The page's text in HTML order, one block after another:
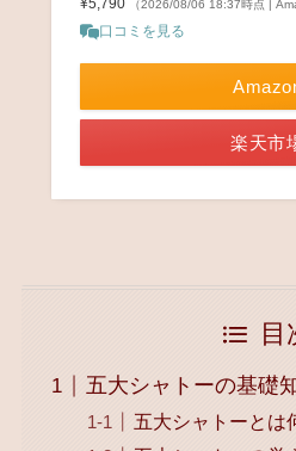
¥5,790
（2026/08/06 18:37時点 |
口コミを見る
楽天市
目
五大シャトーの基礎
五大シャトーとは